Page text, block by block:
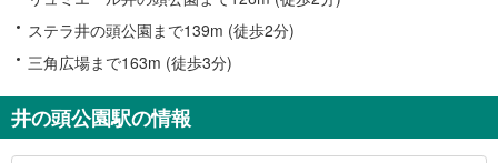
ステラ井の頭公園まで139m (徒歩2分)
三角広場まで163m (徒歩3分)
井の頭公園駅の情報